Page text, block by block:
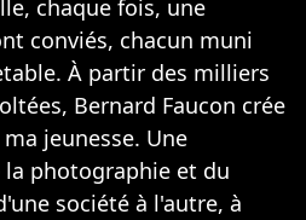
chaque fois, une
conviés, chacun muni
À partir des milliers
Bernard Faucon crée
jeunesse. Une
photographie et du
société à l'autre, à